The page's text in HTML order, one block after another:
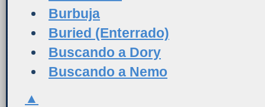
Burbuja
Buried (Enterrado)
Buscando a Dory
Buscando a Nemo
▲